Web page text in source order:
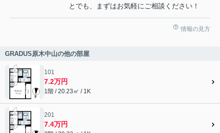
とでも、まずはお気軽にご相談ください！
情報の見方
GRADUS原木中山の他の部屋
101
7.2万円
1階 / 20.23㎡ / 1K
201
7.4万円